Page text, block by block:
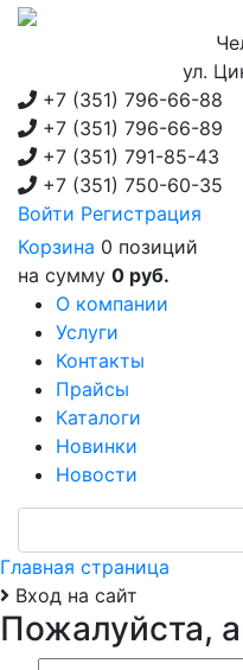
ул.
+7 (351) 796-66-88
+7 (351) 796-66-89
+7 (351) 791-85-43
+7 (351) 750-60-35
Войти Регистрация
Корзина 0 позиций
на сумму 0 руб.
О компании
Услуги
Контакты
Прайсы
Каталоги
Новинки
Новости
Главная страница
Вход на сайт
Пожалуйста,